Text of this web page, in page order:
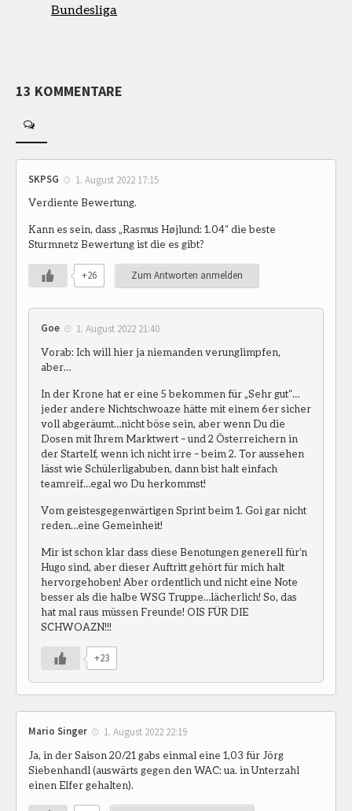
Bundesliga
13 KOMMENTARE
SKPSG 1. August 2022 17:15
Verdiente Bewertung.
Kann es sein, dass „Rasmus Højlund: 1.04“ die beste
Sturmnetz Bewertung ist die es gibt?
+26 Zum Antworten anmelden
Goe 1. August 2022 21:40
Vorab: Ich will hier ja niemanden verunglimpfen,
aber…
In der Krone hat er eine 5 bekommen für „Sehr gut“…
jeder andere Nichtschwoaze hätte mit einem 6er sicher
voll abgeräumt…nicht böse sein, aber wenn Du die
Dosen mit Ihrem Marktwert – und 2 Österreichern in
der Startelf, wenn ich nicht irre – beim 2. Tor aussehen
lässt wie Schülerligabuben, dann bist halt einfach
teamreif…egal wo Du herkommst!
Vom geistesgegenwärtigen Sprint beim 1. Goi gar nicht
reden…eine Gemeinheit!
Mir ist schon klar dass diese Benotungen generell für’n
Hugo sind, aber dieser Auftritt gehört für mich halt
hervorgehoben! Aber ordentlich und nicht eine Note
besser als die halbe WSG Truppe…lächerlich! So, das
hat mal raus müssen Freunde! OIS FÜR DIE
SCHWOAZN!!!
+23
Mario Singer 1. August 2022 22:19
Ja, in der Saison 20/21 gabs einmal eine 1,03 für Jörg
Siebenhandl (auswärts gegen den WAC: ua. in Unterzahl
einen Elfer gehalten).